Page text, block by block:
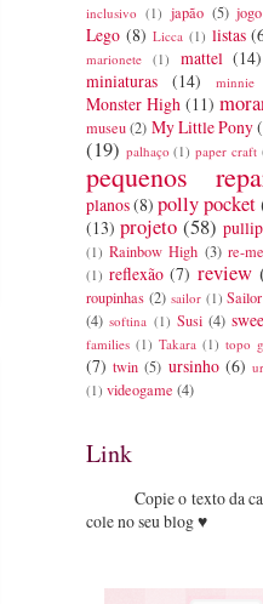
inclusivo (1) japão (5) jogo
Lego (8) Licca (1) listas
marionete (1) mattel (14)
miniaturas (14) minnie
Monster High (11)
museu (2) My Little Pony
(19) palhaço (1) paper craft
pequenos
planos(8) polly pocket
(13) projeto (58) pullip
(1) Rainbow High (3) re-
(1) reflexão (7) review
roupinhas (2) sailor (1)
(4) softina (1) Susi (4)
families (1) Takara (1) topo
(7) twin (5) ursinho (6)
(1) videogame (4)
Link
Copie o texto da
cole no seu blog ♥